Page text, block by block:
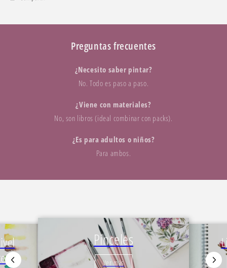
Preguntas frecuentes
¿Necesito saber pintar?
No. Todo es paso a paso.
¿Viene con materiales?
No, son libros (ideal combinar con packs).
¿Es para adultos o niños?
Para ambos.
Pinceles
Ver más